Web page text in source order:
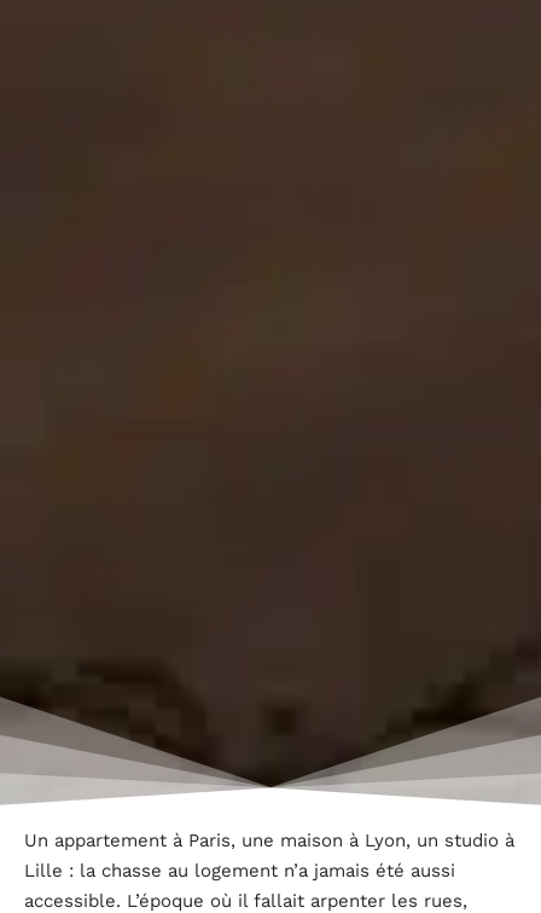
Un appartement à Paris, une maison à Lyon, un studio à
Lille : la chasse au logement n’a jamais été aussi
accessible. L’époque où il fallait arpenter les rues,